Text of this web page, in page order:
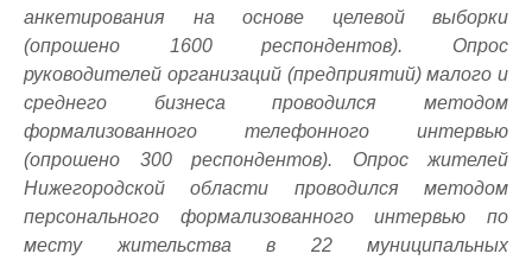
анкетирования на основе целевой выборки
(опрошено 1600 респондентов). Опрос
руководителей организаций (предприятий) малого и
среднего бизнеса проводился методом
формализованного телефонного интервью
(опрошено 300 респондентов). Опрос жителей
Нижегородской области проводился методом
персонального формализованного интервью по
месту жительства в 22 муниципальных